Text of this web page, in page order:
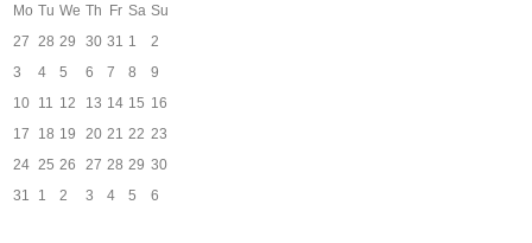
Mo Tu We Th Fr Sa Su
27 28 29 30 31 1
2
3
4 5 6 7 8
9
10 11 12 13 14 15 16
17
18 19 20 21 22 23
24 25 26 27 28 29 30
31
1 2 3 4 5 6